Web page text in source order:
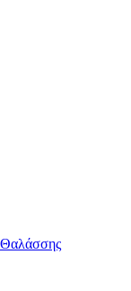
Θαλάσσης